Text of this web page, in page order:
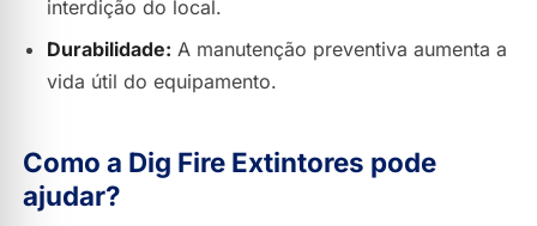
interdição do local.
Durabilidade: A manutenção preventiva aumenta a
vida útil do equipamento.
Como a Dig Fire Extintores pode
ajudar?